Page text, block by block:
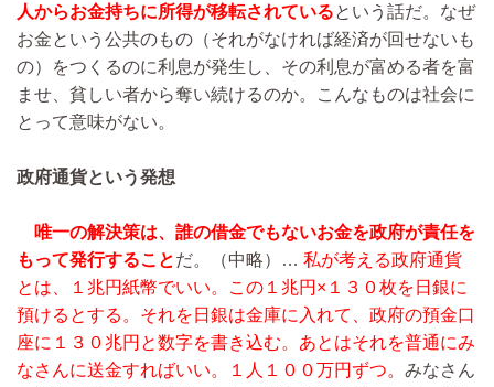
人からお金持ちに所得が移転されているという話だ。なぜ
お金という公共のもの（それがなければ経済が回せないも
の）をつくるのに利息が発生し、その利息が富める者を富
ませ、貧しい者から奪い続けるのか。こんなものは社会に
とって意味がない。
政府通貨という発想
唯一の解決策は、誰の借金でもないお金を政府が責任を
もって発行することだ。 （中略）… 私が考える政府通貨
とは、１兆円紙幣でいい。この１兆円×１３０枚を日銀に
預けるとする。それを日銀は金庫に入れて、政府の預金口
座に１３０兆円と数字を書き込む。あとはそれを普通にみ
なさんに送金すればいい。１人１００万円ずつ。 みなさん